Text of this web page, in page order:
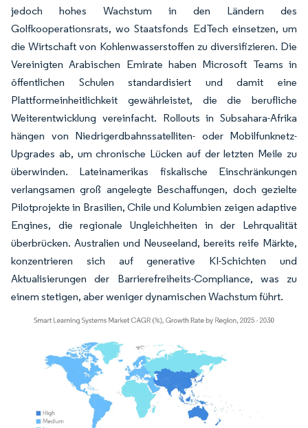
jedoch hohes Wachstum in den Ländern des
Golfkooperationsrats, wo Staatsfonds EdTech einsetzen, um
die Wirtschaft von Kohlenwasserstoffen zu diversifizieren. Die
Vereinigten Arabischen Emirate haben Microsoft Teams in
öffentlichen Schulen standardisiert und damit eine
Plattformeinheitlichkeit gewährleistet, die die berufliche
Weiterentwicklung vereinfacht. Rollouts in Subsahara-Afrika
hängen von Niedrigerdbahnssatelliten- oder Mobilfunknetz-
Upgrades ab, um chronische Lücken auf der letzten Meile zu
überwinden. Lateinamerikas fiskalische Einschränkungen
verlangsamen groß angelegte Beschaffungen, doch gezielte
Pilotprojekte in Brasilien, Chile und Kolumbien zeigen adaptive
Engines, die regionale Ungleichheiten in der Lehrqualität
überbrücken. Australien und Neuseeland, bereits reife Märkte,
konzentrieren sich auf generative KI-Schichten und
Aktualisierungen der Barrierefreiheits-Compliance, was zu
einem stetigen, aber weniger dynamischen Wachstum führt.